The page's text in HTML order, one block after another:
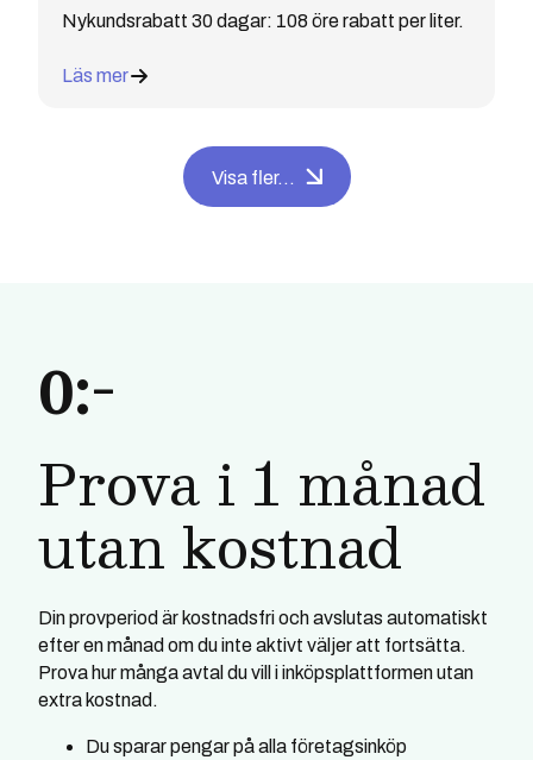
Nykundsrabatt 30 dagar: 108 öre rabatt per liter.
Läs mer
Visa fler...
0:-
Prova i 1 månad
utan kostnad
Din provperiod är kostnadsfri och avslutas automatiskt
efter en månad om du inte aktivt väljer att fortsätta.
Prova hur många avtal du vill i inköpsplattformen utan
extra kostnad.
Du sparar pengar på alla företagsinköp